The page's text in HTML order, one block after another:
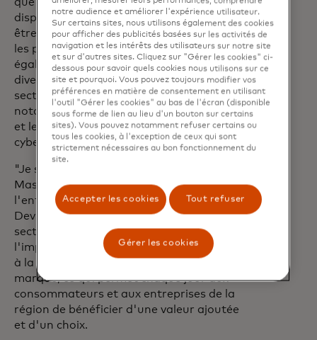
disposent de choix fiables pour payer et
être payés avec les produits de paiement
les plus innovants et les plus sûrs. Il a
également continué à promouvoir la
diversification de l'entreprise dans des
secteurs et des solutions de croissance,
notamment les paiements commerciaux
et les services de données et de
cybersécurité", a conclu Ling Hai.
"Je suis ravie de retourner chez
Mastercard et de diriger la présence de
l'entreprise en Europe", a déclaré Kelly
Devine. "Mastercard est un leader du
secteur sur le continent en raison de
l'importance qu'elle accorde aux clients,
à la sécurité et à la confiance dans la
marque, ce qui permet chaque jour aux
consommateurs et aux entreprises de la
région de bénéficier d'une valeur ajoutée
et d'un choix.
notre audience et améliorer l'expérience utilisateur.
Sur certains sites, nous utilisons également des cookies
pour afficher des publicités basées sur les activités de
navigation et les intérêts des utilisateurs sur notre site
et sur d'autres sites. Cliquez sur "Gérer les cookies" ci-
dessous pour savoir quels cookies nous utilisons sur ce
site et pourquoi. Vous pouvez toujours modifier vos
préférences en matière de consentement en utilisant
l'outil "Gérer les cookies" au bas de l'écran (disponible
sous forme de lien au lieu d'un bouton sur certains
sites). Vous pouvez notamment refuser certains ou
tous les cookies, à l'exception de ceux qui sont
strictement nécessaires au bon fonctionnement du
site.
Accepter les cookies Tout refuser
Gérer les cookies